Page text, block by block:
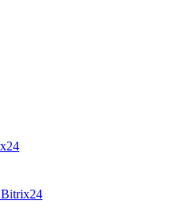
Bitrix24